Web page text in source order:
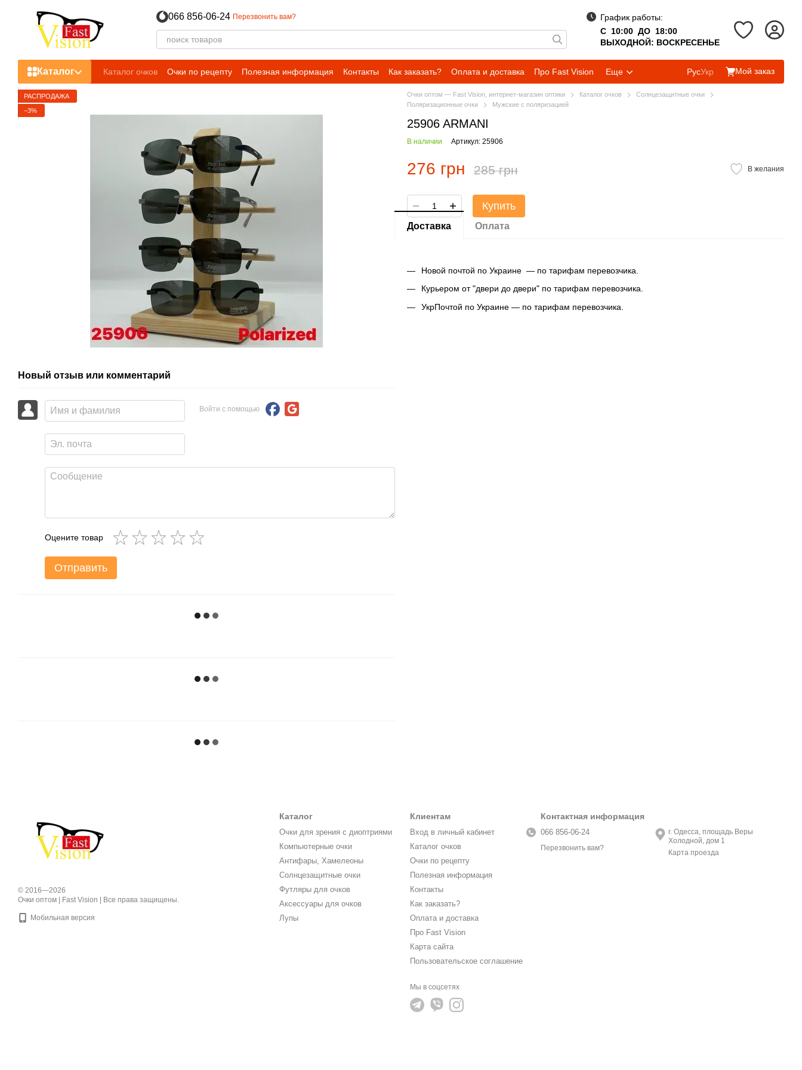
066 856-06-24 Перезвонить вам?
График работы:
С 10:00 ДО 18:00
ВЫХОДНОЙ: ВОСКРЕСЕНЬЕ
Каталог Каталог очков Очки по рецепту Полезная информация Контакты Как заказать? Оплата и доставка Про Fast Vision Еще РусУкр Мой заказ
РАСПРОДАЖА
−3%
Новый отзыв или комментарий
Войти с помощью
Оцените товар
Отправить
Очки оптом — Fast Vision, интернет-магазин оптики Каталог очков
Солнцезащитные очки
Поляризационные очки
Мужские с поляризацией
25906 ARMANI
В наличии Артикул: 25906
276 грн 285 грн В желания
Купить
Доставка Оплата
Новой почтой по Украине — по тарифам перевозчика.
Курьером от "двери до двери" по тарифам перевозчика.
УкрПочтой по Украине — по тарифам перевозчика.
© 2016—2026
Очки оптом | Fast Vision | Все права защищены.
Мобильная версия
Каталог
Очки для зрения с диоптриями
Компьютерные очки
Антифары, Хамелеоны
Солнцезащитные очки
Футляры для очков
Аксессуары для очков
Лупы
Клиентам
Вход в личный кабинет
Каталог очков
Очки по рецепту
Полезная информация
Контакты
Как заказать?
Оплата и доставка
Про Fast Vision
Карта сайта
Пользовательское соглашение
Мы в соцсетях
Контактная информация
066 856-06-24
Перезвонить вам?
г. Одесса, площадь Веры
Холодной, дом 1
Карта проезда